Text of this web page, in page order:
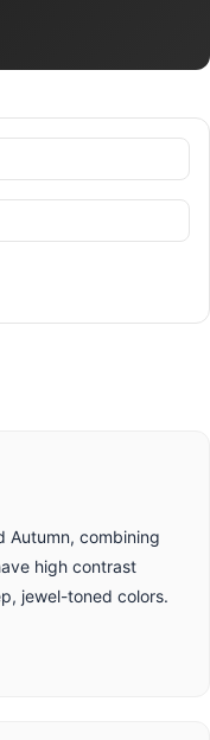
Autumn, combining
high contrast
jewel-toned colors.